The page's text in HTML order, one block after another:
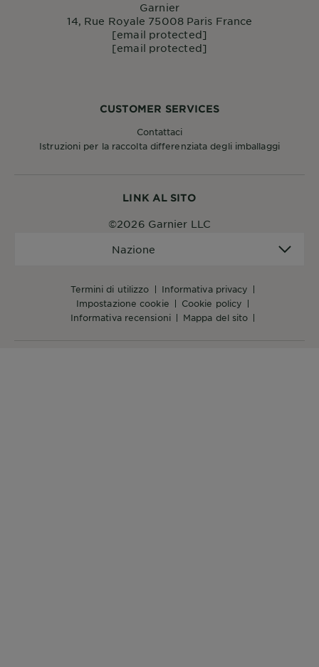
LINK AL SITO
termini di utilizzo
informativa privacy
impostazione cookie
cookie policy
informativa recensioni
mappa del sito
Nazione
©2026 Garnier LLC
CUSTOMER SERVICES
Contattaci
Istruzioni per la raccolta differenziata degli imballaggi
Garnier
14, Rue Royale 75008 Paris France
[email protected]
[email protected]